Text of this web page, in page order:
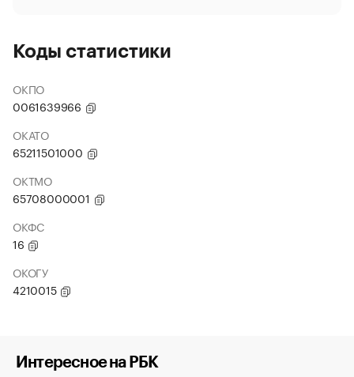
Коды статистики
ОКПО
0061639966
ОКАТО
65211501000
ОКТМО
65708000001
ОКФС
16
ОКОГУ
4210015
Интересное на РБК